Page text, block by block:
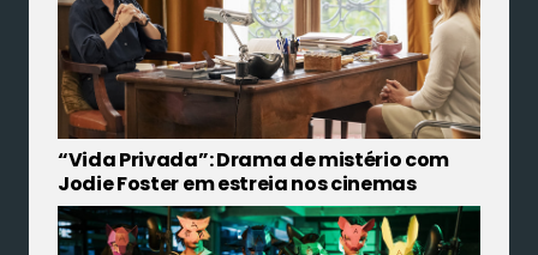
“Vida Privada”: Drama de mistério com
Jodie Foster em estreia nos cinemas